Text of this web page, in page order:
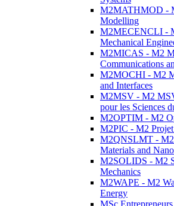
M2MATHMOD -
Modelling
M2MECENCLI -
Mechanical
M2MICAS - M2
Communications
M2MOCHI - M2
and Interfaces
M2MSV - M2
pour les Sciences
M2OPTIM - M2
M2PIC - M2
M2QNSLMT -
Materials and
M2SOLIDS - M2
Mechanics
M2WAPE - M2
Energy
MSc